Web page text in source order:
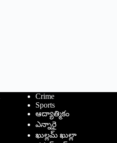
Crime
Sports
ఆద్యాత్మికం
ఎన్నారై
ఖుల్లమ్ ఖుల్లా